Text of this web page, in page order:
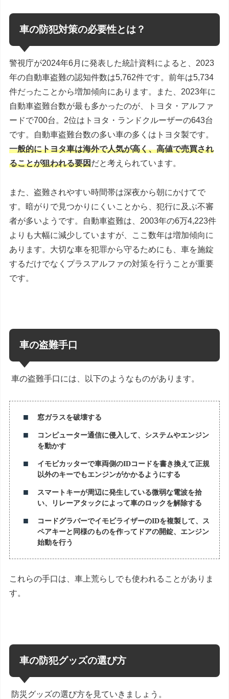
車の防犯対策の必要性とは？
警視庁が2024年6月に発表した統計資料によると、 2023
年の自動車盗難の認知件数は5,762件です。前年は5,734
件だったことから増加傾向にあります。また、 2023年に
自動車盗難台数が最も多かったのが、トヨタ・アルファ
ードで700台。 2位はトヨタ・ランドクルーザーの643台
です。自動車盗難台数の多い車の多くはトヨタ製です。
一般的にトヨタ車は海外で人気が高く、高値で売買され
ることが狙われる要因だと考えられています。
また、盗難されやすい時間帯は深夜から朝にかけてで
す。暗がりで見つかりにくいことから、犯行に及ぶ不審
者が多いようです。自動車盗難は、 2003年の6万4,223件
よりも大幅に減少していますが、ここ数年は増加傾向に
あります。大切な車を犯罪から守るためにも、車を施錠
するだけでなくプラスアルファの対策を行うことが重要
です。
車の盗難手口
車の盗難手口には、以下のようなものがあります。
窓ガラスを破壊する
コンピューター通信に侵入して、システムやエンジン
を動かす
イモビカッターで車両側のIDコードを書き換えて正規
以外のキーでもエンジンがかかるようにする
スマートキーが周辺に発生している微弱な電波を拾
い、リレーアタックによって車のロックを解除する
コードグラバーでイモビライザーのIDを複製して、ス
ペアキーと同様のものを作ってドアの開錠、エンジン
始動を行う
これらの手口は、車上荒らしでも使われることがありま
す。
車の防犯グッズの選び方
防災グッズの選び方を見ていきましょう。